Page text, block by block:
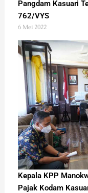
Pangdam Kasuari
762/VYS
6 Mei 2022
Kepala KPP
Pajak Kodam